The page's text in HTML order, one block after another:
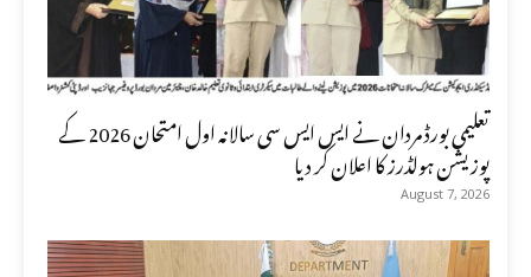
تعلیمی بورڈ مردان نے ایس ایس سی سالانہ اول امتحان 2026 کے
پوزیشن ہولڈرز کا اعلان کر دیا
August 7, 2026